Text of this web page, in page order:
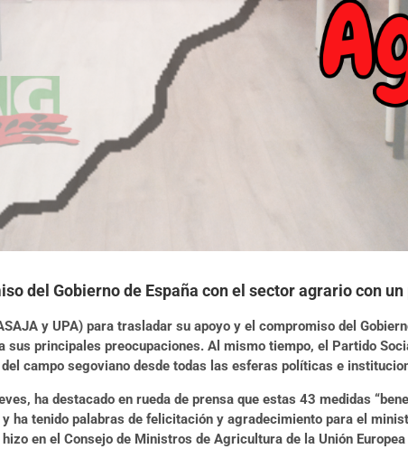
del Gobierno de España con el sector agrario con
y UPA) para trasladar su apoyo y el compromiso del
sus principales preocupaciones. Al mismo tiempo, el Partido
campo segoviano desde todas las esferas políticas e
ha destacado en rueda de prensa que estas 43 medidas
ha tenido palabras de felicitación y agradecimiento para el
en el Consejo de Ministros de Agricultura de la Unión